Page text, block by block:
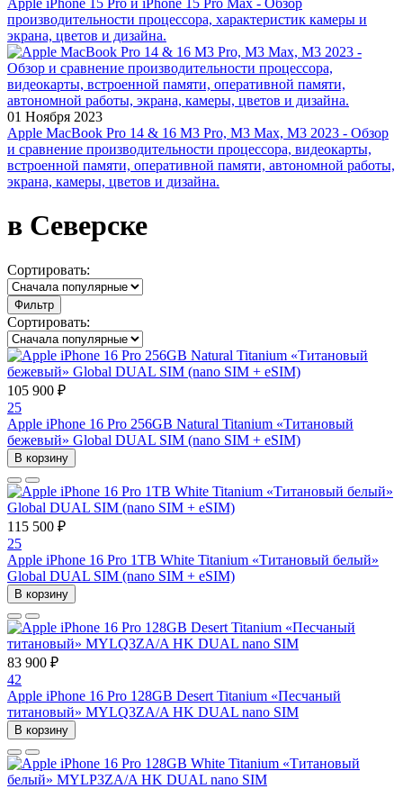
Apple iPhone 15 Pro и iPhone 15 Pro Max - Обзор
производительности процессора, характеристик камеры и
экрана, цветов и дизайна.
01 Ноября 2023
Apple MacBook Pro 14 & 16 M3 Pro, M3 Max, M3 2023 - Обзор
и сравнение производительности процессора, видеокарты,
встроенной памяти, оперативной памяти, автономной работы,
экрана, камеры, цветов и дизайна.
в Северске
Сортировать:
Фильтр
Сортировать:
105 900 ₽
25
Apple iPhone 16 Pro 256GB Natural Titanium «Tитановый
бежевый» Global DUAL SIM (nano SIM + eSIM)
В корзину
115 500 ₽
25
Apple iPhone 16 Pro 1TB White Titanium «Титановый белый»
Global DUAL SIM (nano SIM + eSIM)
В корзину
83 900 ₽
42
Apple iPhone 16 Pro 128GB Desert Titanium «Песчаный
титановый» MYLQ3ZA/A HK DUAL nano SIM
В корзину